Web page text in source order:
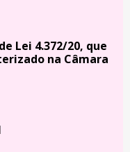
Lei 4.372/20, que
na Câmara